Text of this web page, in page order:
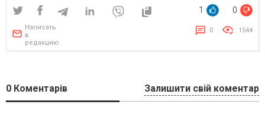
1 0
Написать
в
редакцию
0 1544
0 Коментарів Залишити свій коментар